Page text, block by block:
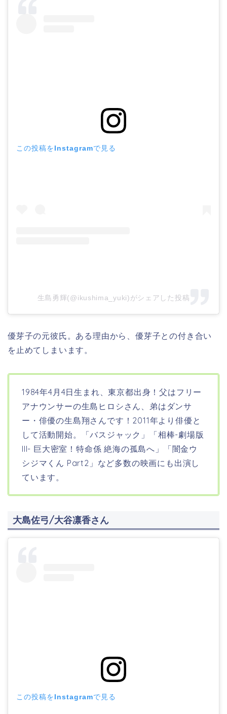
この投稿をInstagramで見る
生島勇輝(@ikushima_yuki)がシェアした投稿
優芽子の元彼氏。ある理由から、優芽子との付き合い
を止めてしまいます。
1984年4月4日生まれ、東京都出身！父はフリー
アナウンサーの生島ヒロシさん、弟はダンサ
ー・俳優の生島翔さんです！2011年より俳優と
して活動開始。「バスジャック」「相棒-劇場版
III- 巨大密室！特命係 絶海の孤島へ」「闇金ウ
シジマくん Part2」など多数の映画にも出演し
ています。
大島佐弓/大谷凛香さん
この投稿をInstagramで見る